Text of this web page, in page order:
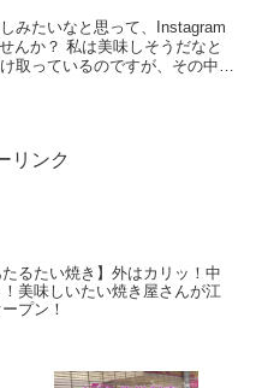
みたいなと思って、Instagram
んか？ 私は美味しそうだなと
取っているのですが、その中で
リンク
たるたい焼き】外はカリッ！中
美味しいたい焼き屋さんが江
プン！